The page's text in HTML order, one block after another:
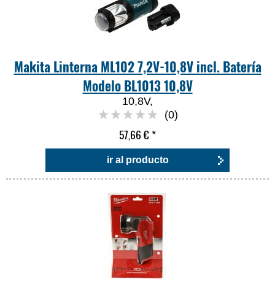
Makita Linterna ML102 7,2V-10,8V incl. Batería
Modelo BL1013 10,8V
10,8V,
(0)
57,66 €*
ir al producto